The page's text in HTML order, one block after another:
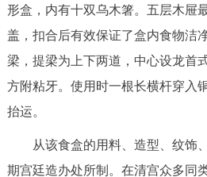
形盒，内有十双乌木箸。五层木屉
盖，扣合后有效保证了盒内食物洁
梁，提梁为上下两道，中心设龙首
方附粘牙。使用时一根长横杆穿入
抬运。
从该食盒的用料、造型、纹饰
期宫廷造办处所制。在清宫众多同